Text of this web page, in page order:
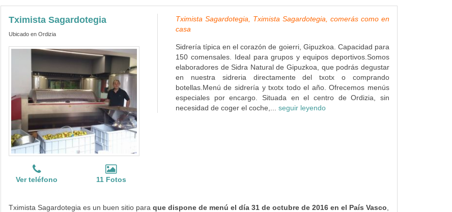
Tximista Sagardotegia
Ubicado en Ordizia
Ver teléfono 11 Fotos
Tximista Sagardotegia, Tximista Sagardotegia, comerás como en
casa
Sidrería típica en el corazón de goierri, Gipuzkoa. Capacidad para
150 comensales. Ideal para grupos y equipos deportivos.Somos
elaboradores de Sidra Natural de Gipuzkoa, que podrás degustar
en nuestra sidreria directamente del txotx o comprando
botellas.Menú de sidrería y txotx todo el año. Ofrecemos menús
especiales por encargo. Situada en el centro de Ordizia, sin
necesidad de coger el coche,... seguir leyendo
Tximista Sagardotegia es un buen sitio paraque dispone de menú el día 31 de octubre de 2016 en el País Vasco